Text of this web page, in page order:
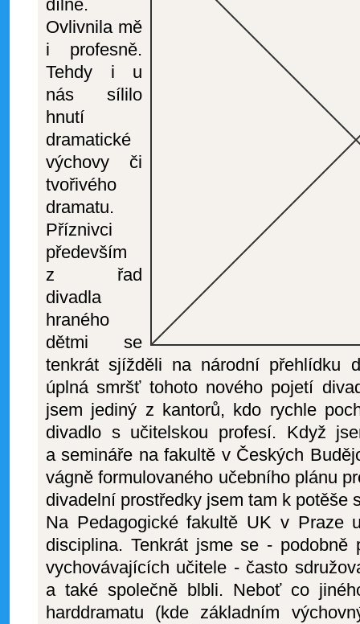
dílně.
Ovlivnila mě
i profesně.
Tehdy i u
nás sílilo
hnutí
dramatické
výchovy či
tvořivého
dramatu.
Příznivci
především
z řad
divadla
hraného
dětmi se
tenkrát sjížděli na národní přehlídku
úplná smršť tohoto nového pojetí
jsem jediný z kantorů, kdo rychle
divadlo s učitelskou profesí. Když
a semináře na fakultě v Českých
vágně formulovaného učebního plánu
divadelní prostředky jsem tam k potěše
Na Pedagogické fakultě UK v Praze
disciplina. Tenkrát jsme se - podobně
vychovávajících učitele - často
a také společně blbli. Neboť co
harddramatu (kde základním